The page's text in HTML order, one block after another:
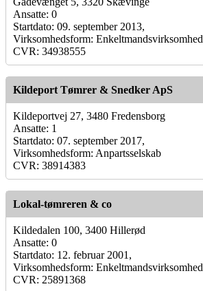
Ansatte: 0
Startdato: 09. september 2013,
Virksomhedsform: Enkeltmandsvirksomhed
CVR: 34938555
Kildeport Tømrer & Snedker ApS
Kildeportvej 27, 3480 Fredensborg
Ansatte: 1
Startdato: 07. september 2017,
Virksomhedsform: Anpartsselskab
CVR: 38914383
Lokal-tømreren & co
Kildedalen 100, 3400 Hillerød
Ansatte: 0
Startdato: 12. februar 2001,
Virksomhedsform: Enkeltmandsvirksomhed
CVR: 25891368